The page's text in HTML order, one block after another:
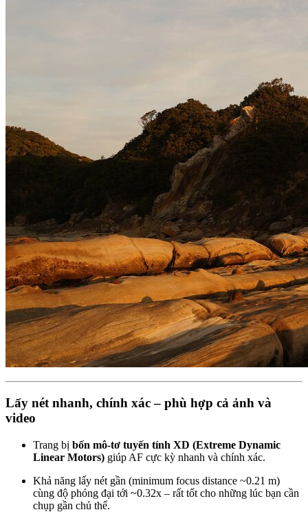
Lấy nét nhanh, chính xác – phù hợp cả ảnh và
video
Trang bị bốn mô-tơ tuyến tính XD (Extreme Dynamic
Linear Motors) giúp AF cực kỳ nhanh và chính xác.
Khả năng lấy nét gần (minimum focus distance ~0.21 m)
cùng độ phóng đại tới ~0.32x – rất tốt cho những lúc bạn cần
chụp gần chủ thể.